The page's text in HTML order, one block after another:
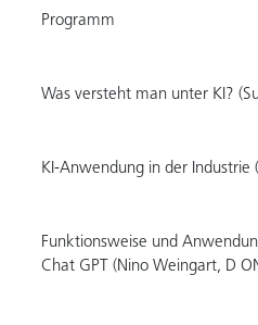
Programm
Was versteht man unter KI?
KI-Anwendung in der Industrie
Funktionsweise und
Chat GPT (Nino Weingart, D